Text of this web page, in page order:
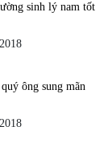
sinh lý nam tốt
ông sung mãn